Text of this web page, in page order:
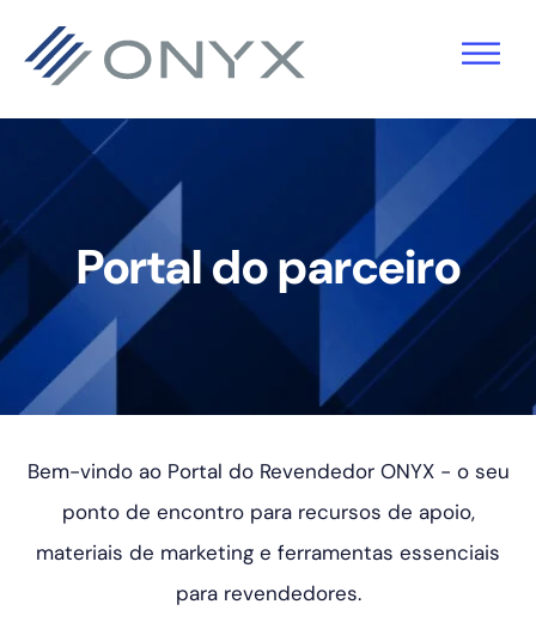
para
navegação
principal
para
conteúdo
principal
para
Portal do parceiro
Bem-vindo ao Portal do Revendedor ONYX - o seu
ponto de encontro para recursos de apoio,
materiais de marketing e ferramentas essenciais
para revendedores.